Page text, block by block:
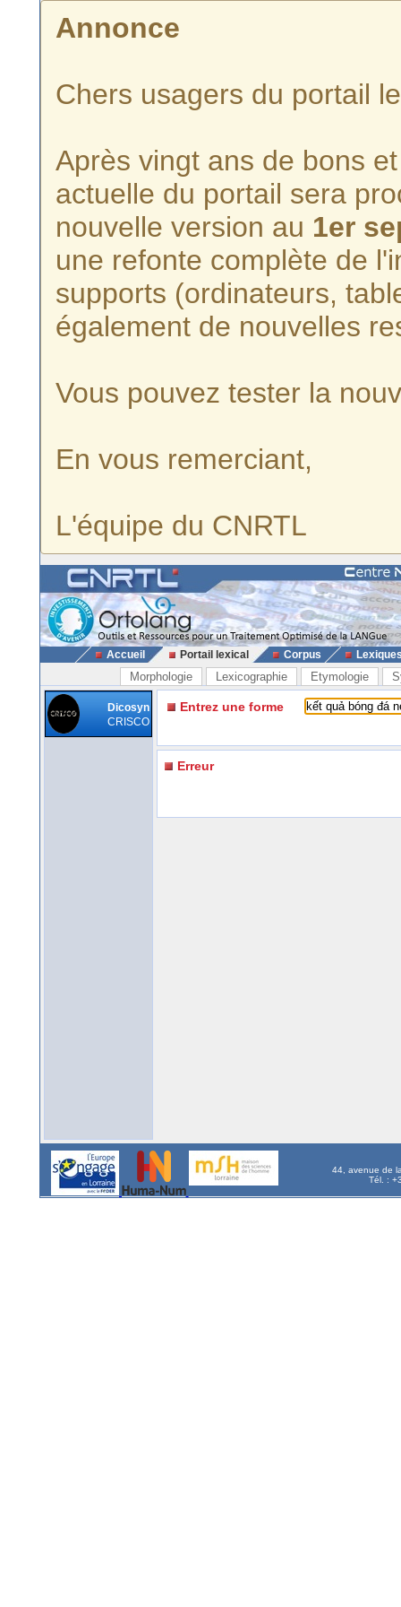
Annonce
Chers usagers du portail
Après vingt ans de bons
actuelle du portail sera
nouvelle version au 1er
une refonte complète de
supports (ordinateurs,
également de nouvelles
Vous pouvez tester la
En vous remerciant,
L'équipe du CNRTL
Accueil Portail lexical Corpus
Morphologie Lexicographie Etymologie
Dicosyn
CRISCO
Entrez une forme
Erreur
44, avenue de
Tél. :